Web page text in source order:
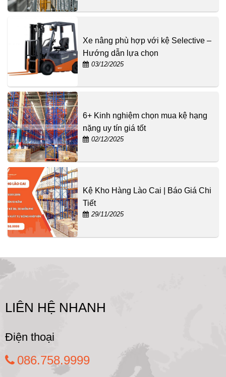
Xe nâng phù hợp với kệ Selective –
Hướng dẫn lựa chọn
03/12/2025
6+ Kinh nghiệm chọn mua kệ hạng
nặng uy tín giá tốt
02/12/2025
Kệ Kho Hàng Lào Cai | Báo Giá Chi
Tiết
29/11/2025
LIÊN HỆ NHANH
Điện thoại
086.758.9999